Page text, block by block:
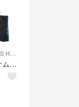
コムデギャルソン オムCOMME des GARCONS HOMME メタルボタンポリステッチセットアップ 黒L M